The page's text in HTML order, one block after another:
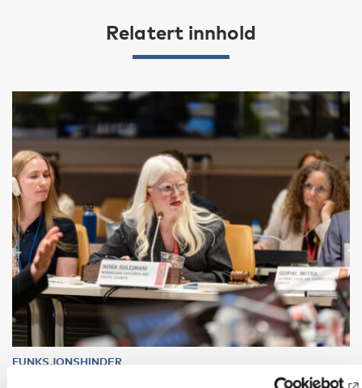
Relatert innhold
FUNKSJONSHINDER